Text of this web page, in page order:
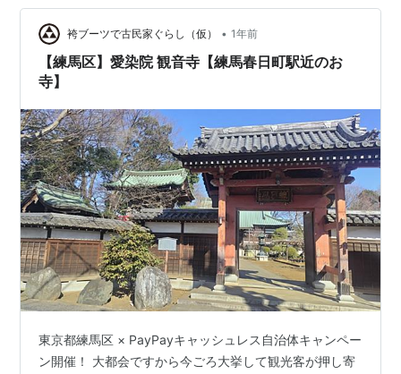
幸苑（しゅうこうえん）」の名を 賜りました。 表門は、
番所を備えた長屋門で、両側に土蔵を伴う重厚な造りに
なっています。 表門を潜り振…
袴ブーツで古民家ぐらし（仮） • 1年前
【練馬区】愛染院 観音寺【練馬春日町駅近のお
寺】
東京都練馬区 × PayPayキャッシュレス自治体キャンペー
ン開催！ 大都会ですから今ごろ大挙して観光客が押し寄